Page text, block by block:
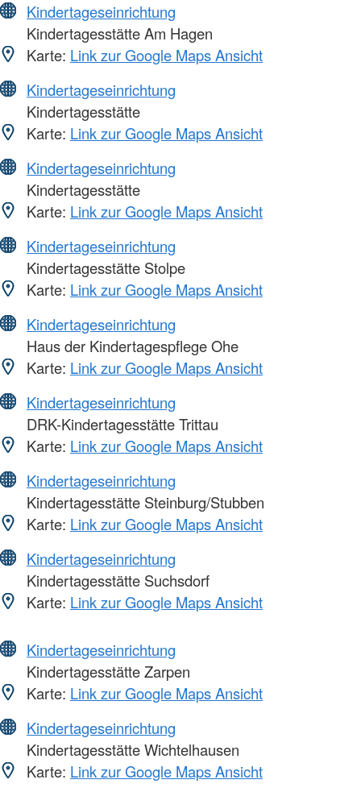
Kindertageseinrichtung
Kindertagesstätte Am Hagen
Karte: Link zur Google Maps Ansicht
Kindertageseinrichtung
Kindertagesstätte
Karte: Link zur Google Maps Ansicht
Kindertageseinrichtung
Kindertagesstätte
Karte: Link zur Google Maps Ansicht
Kindertageseinrichtung
Kindertagesstätte Stolpe
Karte: Link zur Google Maps Ansicht
Kindertageseinrichtung
Haus der Kindertagespflege Ohe
Karte: Link zur Google Maps Ansicht
Kindertageseinrichtung
DRK-Kindertagesstätte Trittau
Karte: Link zur Google Maps Ansicht
Kindertageseinrichtung
Kindertagesstätte Steinburg/Stubben
Karte: Link zur Google Maps Ansicht
Kindertageseinrichtung
Kindertagesstätte Suchsdorf
Karte: Link zur Google Maps Ansicht
Kindertageseinrichtung
Kindertagesstätte Zarpen
Karte: Link zur Google Maps Ansicht
Kindertageseinrichtung
Kindertagesstätte Wichtelhausen
Karte: Link zur Google Maps Ansicht